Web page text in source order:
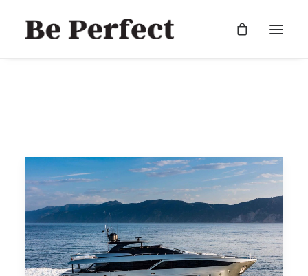
RECHERCHE